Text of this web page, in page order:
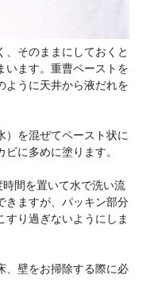
、そのままにしておくと
います。重曹ペーストを
ように天井から液だれを
）を混ぜてペースト状に
に多めに塗ります。
間を置いて水で洗い流
きますが、パッキン部分
すり過ぎないようにしま
、壁をお掃除する際に必